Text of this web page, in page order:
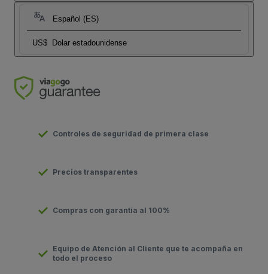
Español (ES)
US$ Dolar estadounidense
Controles de seguridad de primera clase
Precios transparentes
Compras con garantía al 100%
Equipo de Atención al Cliente que te acompaña en
todo el proceso